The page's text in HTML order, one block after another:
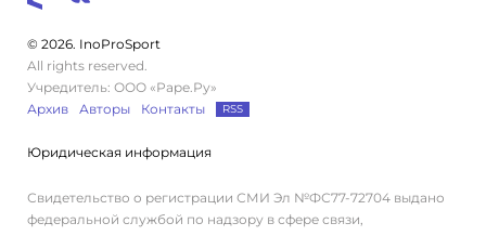
© 2026. InoProSport
All rights reserved.
Учредитель: ООО «Раре.Ру»
Архив
Авторы Контакты RSS
Юридическая информация
Свидетельство о регистрации СМИ Эл №ФС77-72704 выдано
федеральной службой по надзору в сфере связи,